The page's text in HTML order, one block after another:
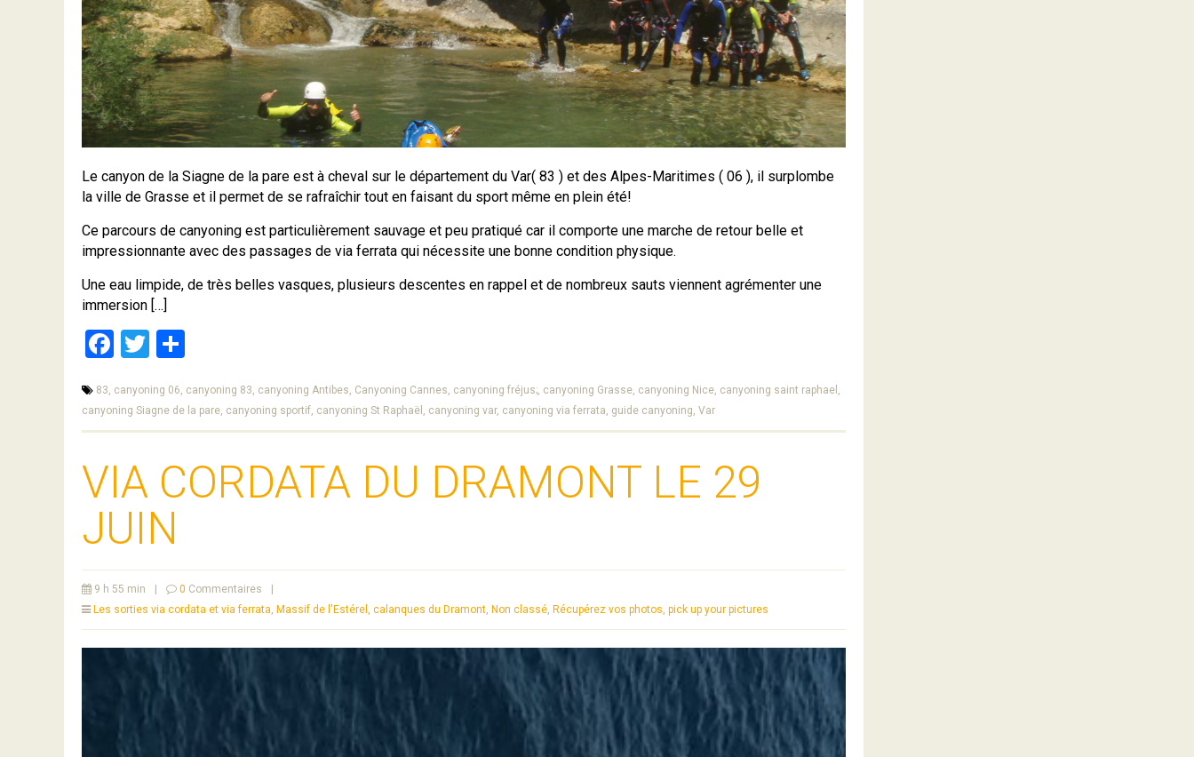
Le canyon de la Siagne de la pare est à cheval sur le département du Var( 83 ) et des Alpes-Maritimes ( 06 ), il surplombe
la ville de Grasse et il permet de se rafraîchir tout en faisant du sport même en plein été!
Ce parcours de canyoning est particulièrement sauvage et peu pratiqué car il comporte une marche de retour belle et
impressionnante avec des passages de via ferrata qui nécessite une bonne condition physique.
Une eau limpide, de très belles vasques, plusieurs descentes en rappel et de nombreux sauts viennent agrémenter une
immersion […]
Facebook
Twitter
83, canyoning 06, canyoning 83, canyoning Antibes, Canyoning Cannes, canyoning fréjus;, canyoning Grasse, canyoning Nice, canyoning saint raphael,
canyoning Siagne de la pare, canyoning sportif, canyoning St Raphaël, canyoning var, canyoning via ferrata, guide canyoning, Var
VIA CORDATA DU DRAMONT LE 29
JUIN
9 h 55 min 0 Commentaires
Les sorties via cordata et via ferrata, Massif de l'Estérel, calanques du Dramont, Non classé, Récupérez vos photos, pick up your pictures